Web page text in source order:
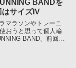
BANDを
サイズIV
マラソンやトレーニ
おうと思って個人輸
BAND、前回買